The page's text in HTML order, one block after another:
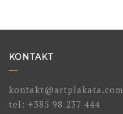
KONTAKT
kontakt@artplakata.com
tel: +385 98 237 444